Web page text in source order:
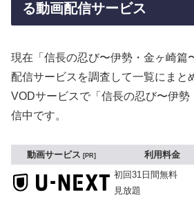
る動画配信サービス
現在「信長の忍び〜伊勢・金ヶ崎篇
配信サービスを調査して一覧にまと
VODサービスで「信長の忍び〜伊勢
信中です。
動画サービス PR 利用料金
初回31日間無料
見放題